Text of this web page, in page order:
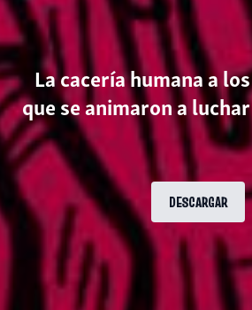
La cacería humana a
que se animaron a
DESCARGAR